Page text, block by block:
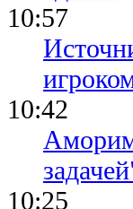
10:57
10:42
10:25